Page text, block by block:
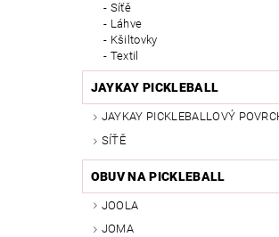
Síťě
Láhve
Kšiltovky
Textil
JAYKAY PICKLEBALL
JAYKAY PICKLEBALLOVÝ
SÍŤĚ
OBUV NA PICKLEBALL
JOOLA
JOMA